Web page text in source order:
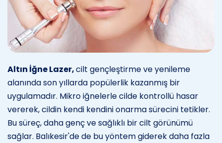
Altın İğne Lazer,cilt gençleştirme ve yenileme
alanında son yıllarda popülerlik kazanmış bir
uygulamadır. Mikro iğnelerle cilde kontrollü hasar
vererek, cildin kendi kendini onarma sürecini tetikler.
Bu süreç, daha genç ve sağlıklı bir cilt görünümü
sağlar. Balıkesir'de de bu yöntem giderek daha fazla